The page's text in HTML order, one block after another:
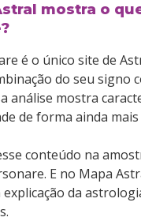
mostra o
é o único site de
do seu signo
análise mostra
de forma ainda mais
conteúdo na
E no Mapa
da